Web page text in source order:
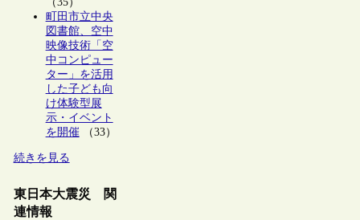
町田市立中央
図書館、空中
映像技術「空
中コンピュー
ター」を活用
した子ども向
け体験型展
示・イベント
を開催（33）
続きを見る
東日本大震災 関
連情報